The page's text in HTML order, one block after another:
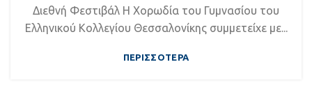
Διεθνή Φεστιβάλ Η Χορωδία του Γυμνασίου του
Ελληνικού Κολλεγίου Θεσσαλονίκης συμμετείχε με...
ΠΕΡΙΣΣΌΤΕΡΑ